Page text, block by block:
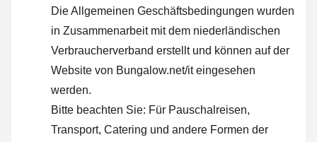
Die Allgemeinen Geschäftsbedingungen wurden
in Zusammenarbeit mit dem niederländischen
Verbraucherverband erstellt und können auf der
Website von Bungalow.net/it eingesehen
werden.
Bitte beachten Sie: Für Pauschalreisen,
Transport, Catering und andere Formen der